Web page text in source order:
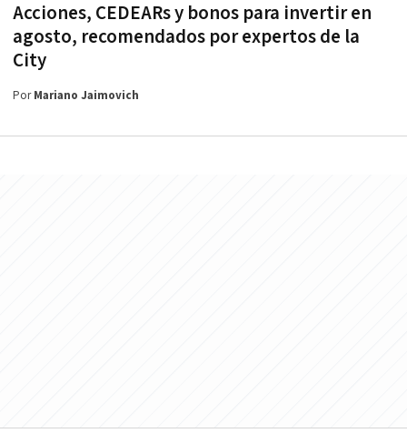
Acciones, CEDEARs y bonos para invertir en
agosto, recomendados por expertos de la
City
PorMariano Jaimovich